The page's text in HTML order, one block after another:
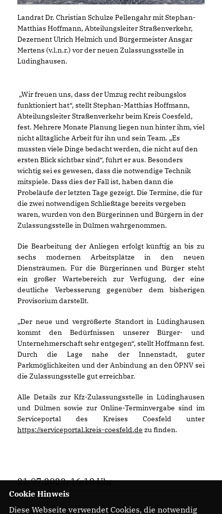
Landrat Dr. Christian Schulze Pellengahr mit Stephan-
Matthias Hoffmann, Abteilungsleiter Straßenverkehr,
Dezernent Ulrich Helmich und Bürgermeister Ansgar
Mertens (v.l.n.r.) vor der neuen Zulassungsstelle in
Lüdinghausen.
Wir freuen uns, dass der Umzug recht reibungslos
funktioniert hat“, stellt Stephan-Matthias Hoffmann,
Abteilungsleiter Straßenverkehr beim Kreis Coesfeld,
fest. Mehrere Monate Planung liegen nun hinter ihm, viel
nicht alltägliche Arbeit für ihn und sein Team. „Es
mussten viele Dinge bedacht werden, die nicht auf den
ersten Blick sichtbar sind“, führt er aus. Besonders
wichtig sei es gewesen, dass die notwendige Technik
mitspiele. Dass dies der Fall ist, haben dann die
Probeläufe der letzten Tage gezeigt. Die Termine, die für
die zwei notwendigen Schließtage bereits vergeben
waren, wurden von den Bürgerinnen und Bürgern in der
Zulassungsstelle in Dülmen wahrgenommen.
Die Bearbeitung der Anliegen erfolgt künftig an bis zu
sechs modernen Arbeitsplätze in den neuen
Diensträumen. Für die Bürgerinnen und Bürger steht
ein großer Wartebereich zur Verfügung, der eine
deutliche Verbesserung gegenüber dem bisherigen
Provisorium darstellt.
Der neue und vergrößerte Standort in Lüdinghausen
kommt den Bedürfnissen unserer Bürger- und
Unternehmerschaft sehr entgegen“, stellt Hoffmann fest.
Durch die Lage nahe der Innenstadt, guter
Parkmöglichkeiten und der Anbindung an den ÖPNV sei
die Zulassungsstelle gut erreichbar.
Alle Details zur Kfz-Zulassungsstelle in Lüdinghausen
und Dülmen sowie zur Online-Terminvergabe sind im
Serviceportal des Kreises Coesfeld unter
https://serviceportal.kreis-coesfeld.de zu finden.
21.07.2023, 16:18 Uhr
Cookie Hinweis
Diese Webseite verwendet Cookies, die notwendig